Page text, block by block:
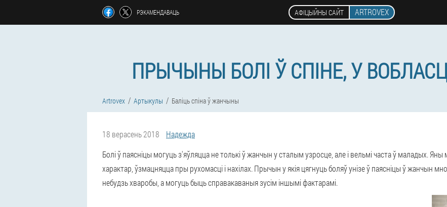
РЭКАМЕНДАВАЦЬ АФІЦЫЙНЫ САЙТ ARTROVEX
ПРЫЧЫНЫ БОЛІ Ў СПІНЕ, У
Artrovex Артыкулы Баліць спіна ў жанчыны
18 верасень 2018
Надежда
Болі ў паясніцы могуць з'яўляцца не толькі ў жанчын у сталым узросце, але і вельмі часта ў маладых. Яны
характар , ўзмацняцца пры рухомасці і нахілах. Прычын у якія цягнуць боляў унізе ў паясніцы ў жанчын
небудзь хваробы, а могуць быць справакаваныя зусім іншымі фактарамі.